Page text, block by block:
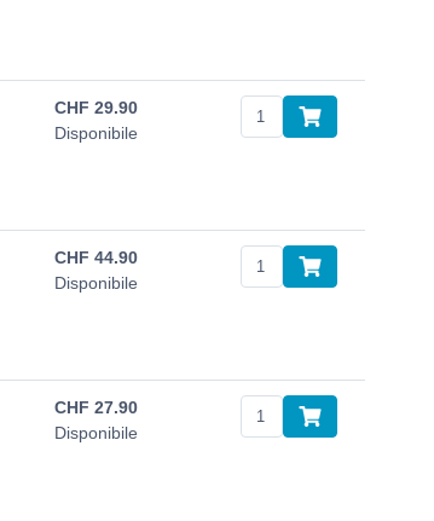
CHF 29.90
Disponibile
CHF 44.90
Disponibile
CHF 27.90
Disponibile